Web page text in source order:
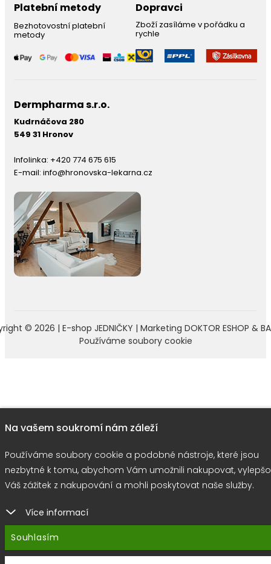
Platební metody
Bezhotovostní platební
metody
Dopravci
Zboží zasíláme v pořádku a
rychle
Dermpharma s.r.o.
Kudrnáčova 280
549 31 Hronov
Infolinka: +420 774 675 615
E-mail: info@hronovska-lekarna.cz
© 2026 | E-shop JEDNIČKY | Marketing DOKTOR ESHOP &
Používáme soubory cookie
Na vašem soukromí nám záleží
Používáme soubory cookie a podobné nástroje, které jsou
nezbytné k tomu, abychom Vám umožnili nakupovat,
Váš zážitek z nakupování a mohli poskytovat naše služby.
Více informací
Souhlasím